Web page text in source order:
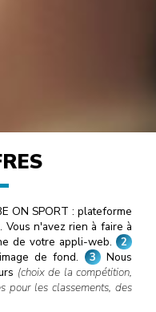
ON SPORT : plateforme
n'avez rien à faire à
de votre appli-web. 2
de fond.
3 Nous
(choix de la compétition,
pour les classements, des